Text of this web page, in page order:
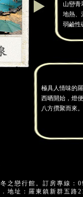
山巒青
地熱、
弱鹼性
極具人情味的
西晒開始，燈
八方攢聚而來
冬之戀行館。訂房專線：
．地址：羅東鎮新群五路